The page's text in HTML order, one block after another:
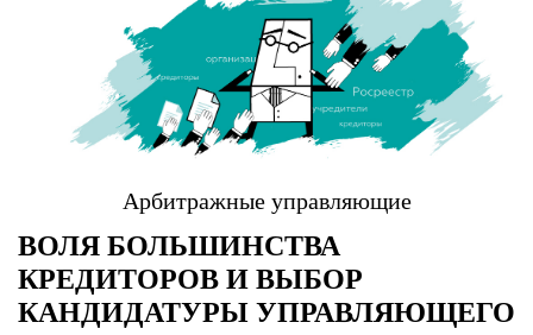
Арбитражные управляющие
ВОЛЯ БОЛЬШИНСТВА
КРЕДИТОРОВ И ВЫБОР
КАНДИДАТУРЫ УПРАВЛЯЮЩЕГО